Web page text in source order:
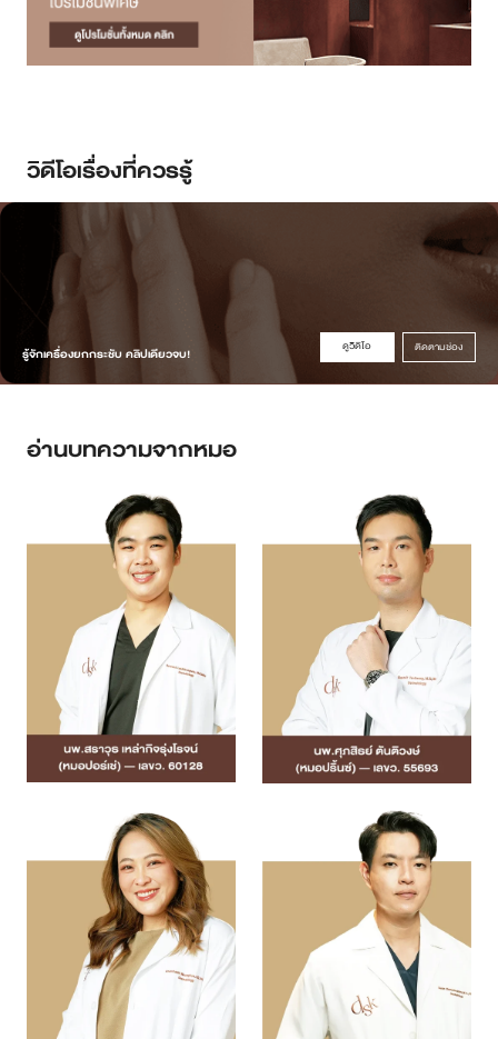
วิดีโอเรื่องที่ควรรู้
รู้จักเครื่องยกกระชับ คลิปเดียวจบ! ดูวิดิโอ ติดตามช่อง
อ่านบทความจากหมอ